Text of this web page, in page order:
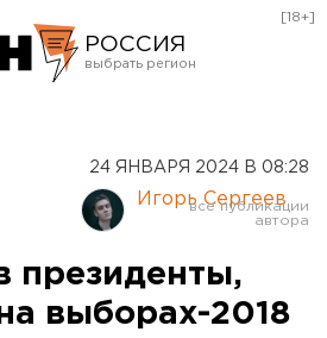
РОССИЯ
Курган
Оренбург
[18+]
24 ЯНВАРЯ 2024 В 08:28
Игорь Сергеев
президенты,
выборах-2018